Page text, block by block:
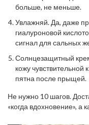
больше, не меньше.
Увлажняй. Да, даже
гиалуроновой
сигнал для сальных
Солнцезащитный
кожу чувствительной
пятна после прыщей.
Не нужно 10 шагов.
«когда вдохновение», а